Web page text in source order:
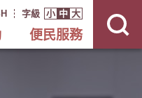
字級 小 中 大
便民服務
網
站
搜